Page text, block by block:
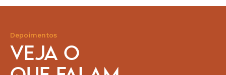
Depoimentos
VEJA O